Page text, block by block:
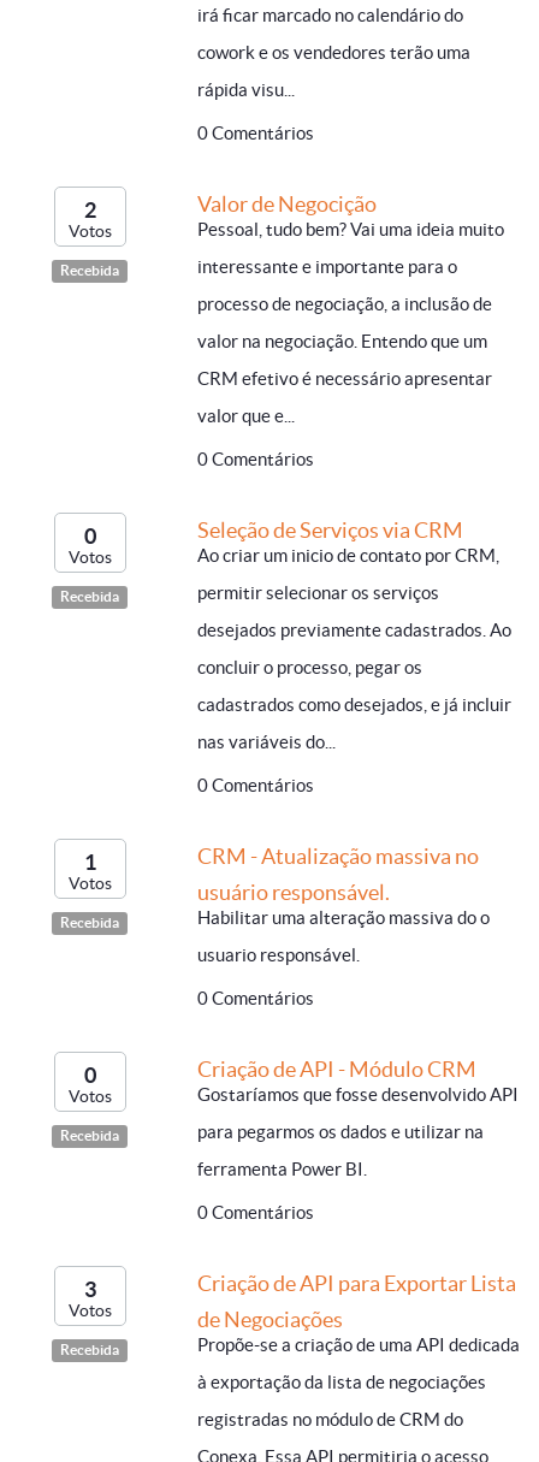
irá ficar marcado no calendário do
cowork e os vendedores terão uma
rápida visu...
0 Comentários
2
Votos
Recebida
Valor de Negocição
Pessoal, tudo bem? Vai uma ideia muito
interessante e importante para o
processo de negociação, a inclusão de
valor na negociação. Entendo que um
CRM efetivo é necessário apresentar
valor que e...
0 Comentários
0
Votos
Recebida
Seleção de Serviços via CRM
Ao criar um inicio de contato por CRM,
permitir selecionar os serviços
desejados previamente cadastrados. Ao
concluir o processo, pegar os
cadastrados como desejados, e já incluir
nas variáveis do...
0 Comentários
1
Votos
Recebida
CRM - Atualização massiva no
usuário responsável.
Habilitar uma alteração massiva do o
usuario responsável.
0 Comentários
0
Votos
Recebida
Criação de API - Módulo CRM
Gostaríamos que fosse desenvolvido API
para pegarmos os dados e utilizar na
ferramenta Power BI.
0 Comentários
3
Votos
Recebida
Criação de API para Exportar Lista
de Negociações
Propõe-se a criação de uma API dedicada
à exportação da lista de negociações
registradas no módulo de CRM do
Conexa. Essa API permitiria o acesso